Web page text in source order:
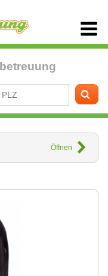
Öffnen